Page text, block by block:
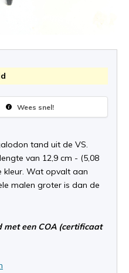
Wees snel!
tand uit de VS.
van 12,9 cm - (5,08
kleur. Wat opvalt aan
malen groter is dan de
een COA (certificaat